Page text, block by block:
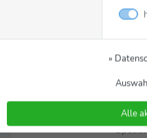
Interview
Semechin
Semechin u.a über die
in die Champions Gala
Dateiname
»
Alle